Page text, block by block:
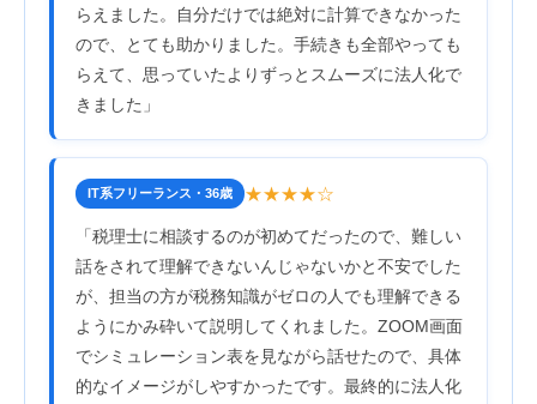
らえました。自分だけでは絶対に計算できなかった
ので、とても助かりました。手続きも全部やっても
らえて、思っていたよりずっとスムーズに法人化で
きました」
IT系フリーランス・36歳 ★★★★☆
「税理士に相談するのが初めてだったので、難しい
話をされて理解できないんじゃないかと不安でした
が、担当の方が税務知識がゼロの人でも理解できる
ようにかみ砕いて説明してくれました。ZOOM画面
でシミュレーション表を見ながら話せたので、具体
的なイメージがしやすかったです。最終的に法人化